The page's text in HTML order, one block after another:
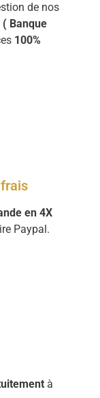
de nos
( Banque
100%
en 4X
Paypal.
à